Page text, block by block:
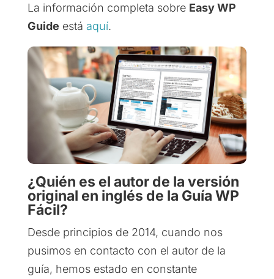
La información completa sobre Easy WP
Guide está aquí.
¿Quién es el autor de la versión
original en inglés de la Guía WP
Fácil?
Desde principios de 2014, cuando nos
pusimos en contacto con el autor de la
guía, hemos estado en constante